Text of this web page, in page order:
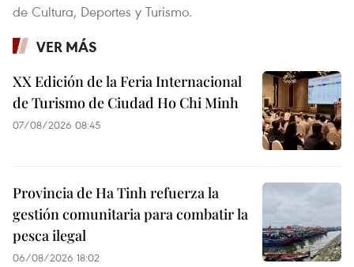
de Cultura, Deportes y Turismo.
VER MÁS
XX Edición de la Feria Internacional
de Turismo de Ciudad Ho Chi Minh
07/08/2026 08:45
Provincia de Ha Tinh refuerza la
gestión comunitaria para combatir la
pesca ilegal
06/08/2026 18:02